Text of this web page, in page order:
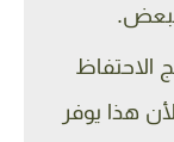
الاحتفاظ
هذا يوفر